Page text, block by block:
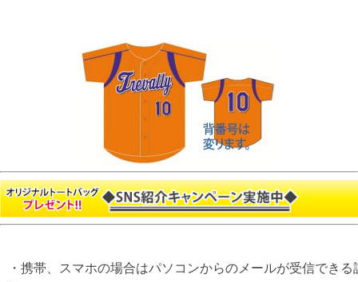
・携帯、スマホの場合はパソコンからのメールが受信でき